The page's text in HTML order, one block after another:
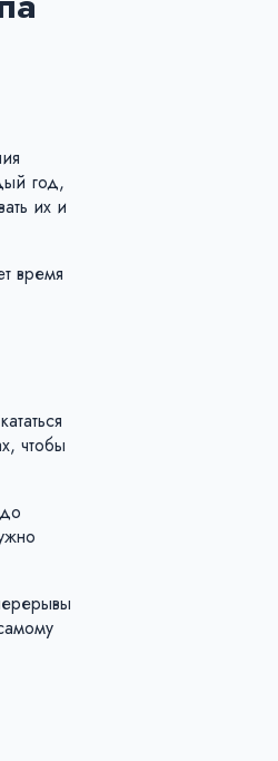
год,
их и
время
чтобы